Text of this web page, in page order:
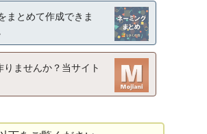
まとめて作成できま
りませんか？当サイト